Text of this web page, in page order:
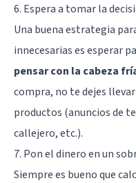
6. Espera a tomar la
Una buena estrategia
innecesarias es esperar
pensar con la cabeza
compra, no te dejes
productos (anuncios de
callejero, etc.).
7. Pon el dinero en un
Siempre es bueno que